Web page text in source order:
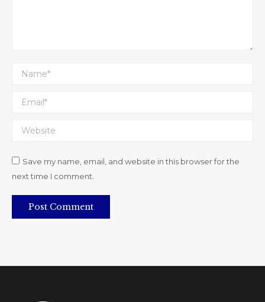
Name *
Email *
Website
Save my name, email, and website in this browser for the
next time I comment.
Post Comment